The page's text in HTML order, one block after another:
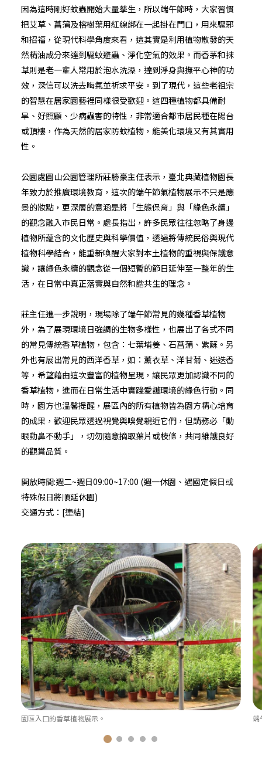
因為這時剛好蚊蟲開始大量孳生，所以端午節時，大家習慣
把艾草、菖蒲及榕樹葉用紅線綁在一起掛在門口，用來驅邪
和招福，從現代科學角度來看，這其實是利用植物散發的天
然精油成分來達到驅蚊避蟲、淨化空氣的效果。而香茅和抹
草則是老一輩人常用於泡水洗澡，達到淨身與撫平心神的功
效，深信可以洗去晦氣並祈求平安。到了現代，這些老祖宗
的智慧在居家園藝裡同樣很受歡迎。這四種植物都具備耐
旱、好照顧、少病蟲害的特性，非常適合都市居民種在陽台
或頂樓，作為天然的居家防蚊植物，能美化環境又有其實用
性。
公園處圓山公園管理所莊勝豪主任表示，臺北典藏植物園長
年致力於推廣環境教育，這次的端午節氣植物展示不只是應
景的妝點，更深層的意涵是將「生態保育」與「綠色永續」
的觀念融入市民日常。處長指出，許多民眾往往忽略了身邊
植物所蘊含的文化歷史與科學價值，透過將傳統民俗與現代
植物科學結合，能重新喚醒大家對本土植物的重視與保護意
識，讓綠色永續的觀念從一個短暫的節日延伸至一整年的生
活，在日常中真正落實與自然和諧共生的理念。
莊主任進一步說明，現場除了端午節常見的幾種香草植物
外，為了展現環境日強調的生物多樣性，也展出了各式不同
的常見傳統香草植物，包含：七葉埔姜、石菖蒲、紫蘇。另
外也有展出常見的西洋香草，如：薰衣草、洋甘菊、迷迭香
等，希望藉由這次豐富的植物呈現，讓民眾更加認識不同的
香草植物，進而在日常生活中實踐愛護環境的綠色行動。同
時，園方也溫馨提醒，展區內的所有植物皆為園方精心培育
的成果，歡迎民眾透過視覺與嗅覺親近它們，但請務必「動
眼動鼻不動手」，切勿隨意摘取葉片或枝條，共同維護良好
的觀賞品質。
開放時間:週二~週日09:00~17:00 (週一休園、遇國定假日或
特殊假日將順延休園)
交通方式： [連結]
園區入口的香草植物展示。 端